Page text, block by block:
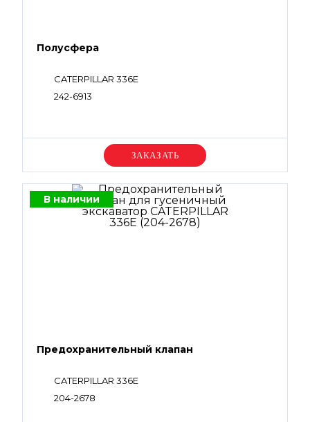
Полусфера
CATERPILLAR 336E
242-6913
Уточняйте цену
В наличии
Предохранительный клапан
CATERPILLAR 336E
204-2678